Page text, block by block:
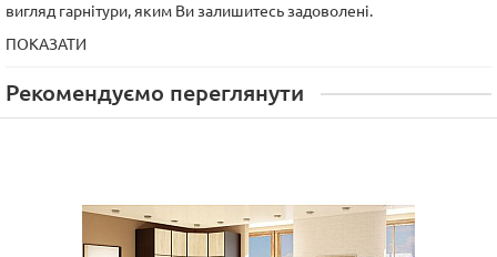
вигляд гарнітури, яким Ви залишитесь задоволені.
ПОКАЗАТИ
Рекомендуємо переглянути